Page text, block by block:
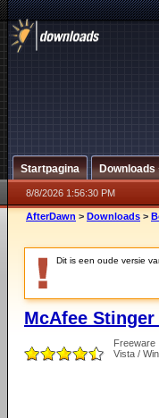
Startpagina Downloads
8/8/2026 1:56:30 PM
AfterDawn > Downloads >
Dit is een oude versie
McAfee
Freeware
Vista /